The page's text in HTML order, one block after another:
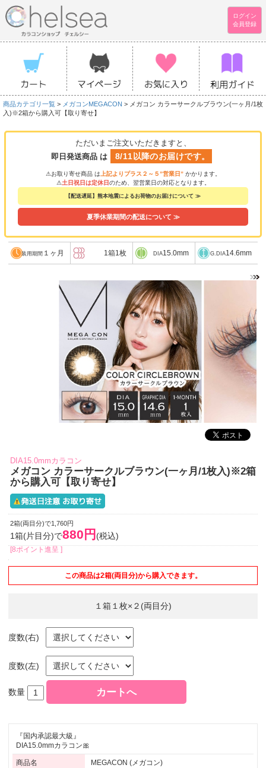
ログイン
会員登録
商品カテゴリ一覧 > メガコンMEGACON > メガコン カラーサークルブラウン(一ヶ月/1枚
入)※2箱から購入可【取り寄せ】
ただいまご注文いただきますと、
即日発送商品 は
8/11以降のお届けです。
⚠お取り寄せ商品 は 上記よりプラス２～５”営業日” かかります。
⚠土日祝日は定休日のため、翌営業日の対応となります。
【配送遅延】熊本地震によるお荷物のお届けについて ≫
夏季休業期間の配送について ≫
装用期間 １ヶ月 1箱1枚 DIA15.0mm G.DIA14.6mm
DIA15.0mmカラコン
メガコン カラーサークルブラウン(一ヶ月/1枚入)※2箱
から購入可【取り寄せ】
2箱(両目分)で1,760円
1箱(片目分)で880円 (税込)
[8ポイント進呈 ]
この商品は2箱(両目分)から購入できます。
１箱１枚×２(両目分)
度数(右)
度数(左)
数量
『国内承認最大級』
DIA15.0mmカラコン🎀
商品名 MEGACON (メガコン)